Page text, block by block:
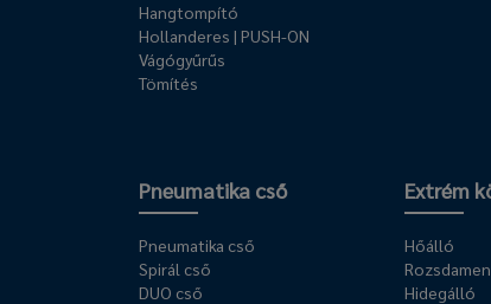
Hangtompító
Hollanderes | PUSH-ON
Vágógyűrűs
Tömítés
Pneumatika cső
Pneumatika cső
Spirál cső
DUO cső
Extrém
Hőálló
Hidegálló